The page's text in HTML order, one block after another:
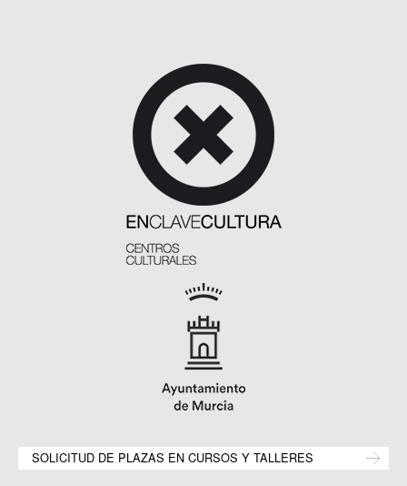
SOLICITUD DE PLAZAS EN CURSOS Y TALLERES